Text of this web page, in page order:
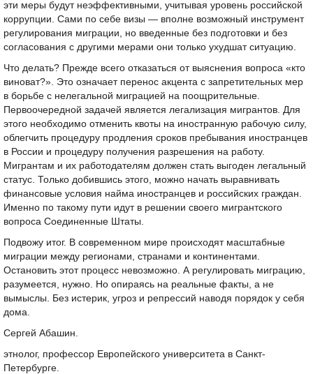
эти меры будут неэффективными, учитывая уровень российской
коррупции. Сами по себе визы — вполне возможный инструмент
регулирования миграции, но введенные без подготовки и без
согласования с другими мерами они только ухудшат ситуацию.
Что делать? Прежде всего отказаться от выяснения вопроса «кто
виноват?». Это означает перенос акцента с запретительных мер
в борьбе с нелегальной миграцией на поощрительные.
Первоочередной задачей является легализация мигрантов. Для
этого необходимо отменить квоты на иностранную рабочую силу,
облегчить процедуру продления сроков пребывания иностранцев
в России и процедуру получения разрешения на работу.
Мигрантам и их работодателям должен стать выгоден легальный
статус. Только добившись этого, можно начать выравнивать
финансовые условия найма иностранцев и российских граждан.
Именно по такому пути идут в решении своего мигрантского
вопроса Соединенные Штаты.
Подвожу итог. В современном мире происходят масштабные
миграции между регионами, странами и континентами.
Остановить этот процесс невозможно. А регулировать миграцию,
разумеется, нужно. Но опираясь на реальные факты, а не
вымыслы. Без истерик, угроз и репрессий наводя порядок у себя
дома.
Сергей Абашин.
этнолог, профессор Европейского университета в Санкт-
Петербурге.